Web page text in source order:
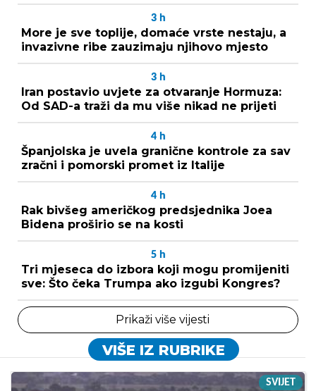
3 h
More je sve toplije, domaće vrste nestaju, a
invazivne ribe zauzimaju njihovo mjesto
3 h
Iran postavio uvjete za otvaranje Hormuza:
Od SAD-a traži da mu više nikad ne prijeti
4 h
Španjolska je uvela granične kontrole za sav
zračni i pomorski promet iz Italije
4 h
Rak bivšeg američkog predsjednika Joea
Bidena proširio se na kosti
5 h
Tri mjeseca do izbora koji mogu promijeniti
sve: Što čeka Trumpa ako izgubi Kongres?
Prikaži više vijesti
VIŠE IZ RUBRIKE
SVIJET